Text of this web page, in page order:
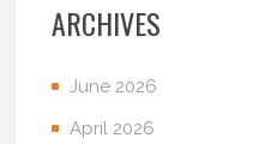
ARCHIVES
June 2026
April 2026